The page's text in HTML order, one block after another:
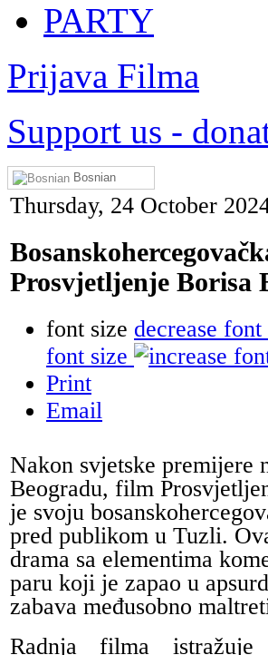
PARTY
Prijava Filma
Support us -
Bosnian
Thursday, 24 October
Prosvjetljenje Borisa
font size decrease font
font size
Print
Email
Nakon svjetske premijere
Beogradu, film
je svoju
pred publikom u Tuzli.
drama sa elementima
paru koji je zapao u
zabava međusobno
Radnja filma istražuje